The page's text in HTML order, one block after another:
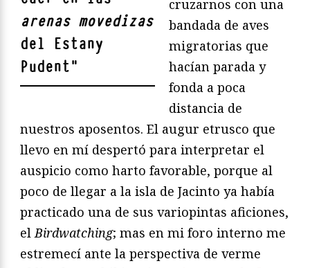
arenas movedizas
del Estany
Pudent"
cruzarnos con una
bandada de aves
migratorias que
hacían parada y
fonda a poca
distancia de
nuestros aposentos. El augur etrusco que
llevo en mí despertó para interpretar el
auspicio como harto favorable, porque al
poco de llegar a la isla de Jacinto ya había
practicado una de sus variopintas aficiones,
elBirdwatching; mas en mi foro interno me
estremecí ante la perspectiva de verme